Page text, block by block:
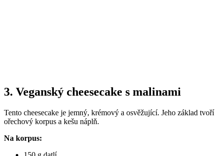
3. Veganský cheesecake s malinami
Tento cheesecake je jemný, krémový a osvěžující. Jeho základ tvoří
ořechový korpus a kešu náplň.
Na korpus: